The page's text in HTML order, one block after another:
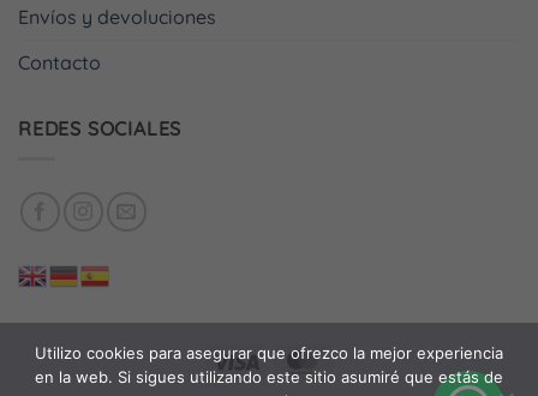
Envíos y devoluciones
Contacto
REDES SOCIALES
Visa MasterCard
Utilizo cookies para asegurar que ofrezco la mejor experiencia
en la web. Si sigues utilizando este sitio asumiré que estás de